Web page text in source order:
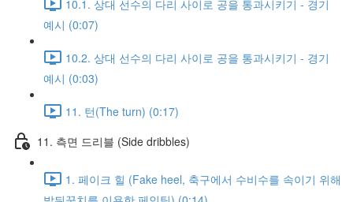
10.1. 상대 선수의 다리 사이로 공을 통과시키기 - 경기
예시 (0:07)
10.2. 상대 선수의 다리 사이로 공을 통과시키기 - 경기
예시 (0:03)
11. 턴(The turn) (0:17)
11. 측면 드리블 (Side dribbles)
1. 페이크 힐 (Fake heel, 축구에서 수비수를 속이기 위해